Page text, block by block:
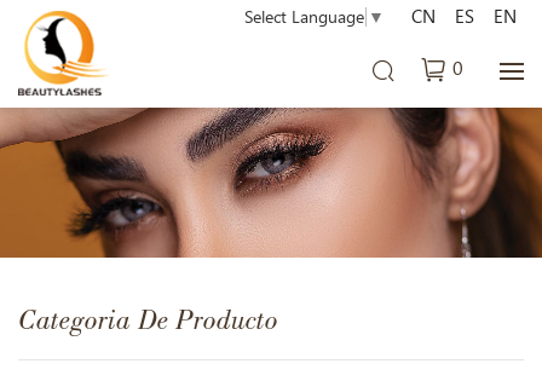
Select Language ▼
0
CN ES EN
Categoria De Producto